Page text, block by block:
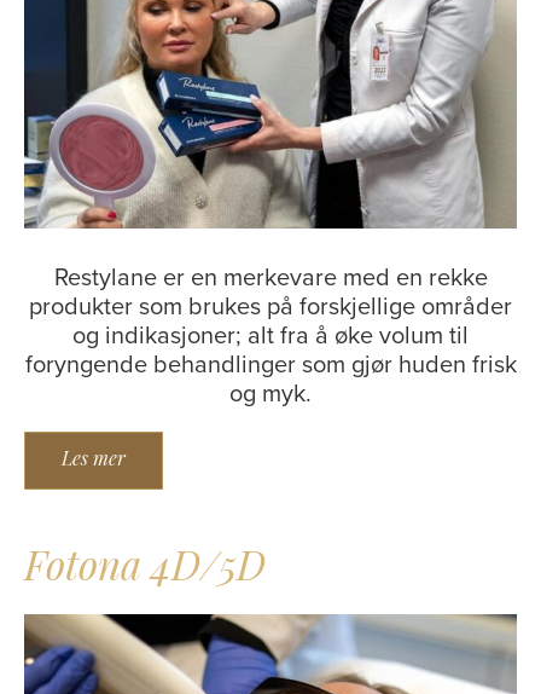
Restylane er en merkevare med en rekke
produkter som brukes på forskjellige områder
og indikasjoner; alt fra å øke volum til
foryngende behandlinger som gjør huden frisk
og myk.
Les mer
Fotona 4D/5D